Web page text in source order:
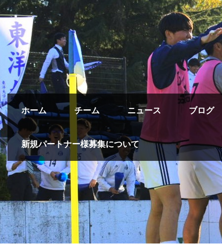
ホーム チーム ニュース ブログ
新規パートナー様募集について